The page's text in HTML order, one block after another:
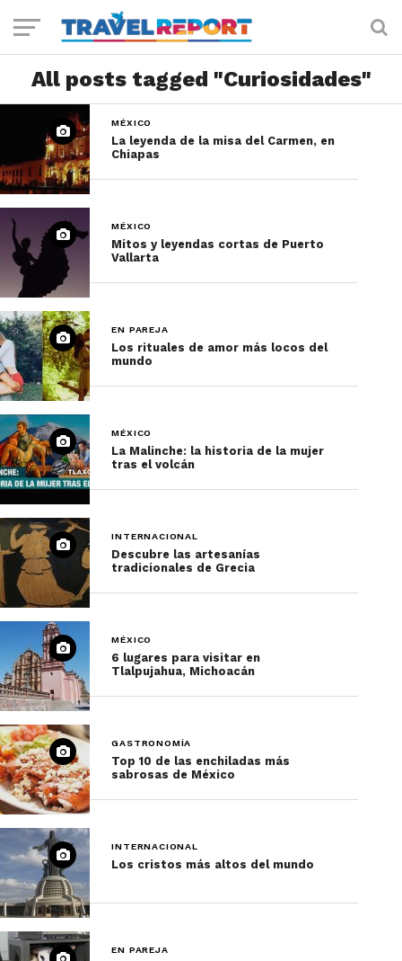
All posts tagged "Curiosidades"
MÉXICO
La leyenda de la misa del Carmen, en
Chiapas
MÉXICO
Mitos y leyendas cortas de Puerto
Vallarta
EN PAREJA
Los rituales de amor más locos del
mundo
MÉXICO
La Malinche: la historia de la mujer
tras el volcán
INTERNACIONAL
Descubre las artesanías
tradicionales de Grecia
MÉXICO
6 lugares para visitar en
Tlalpujahua, Michoacán
GASTRONOMÍA
Top 10 de las enchiladas más
sabrosas de México
INTERNACIONAL
Los cristos más altos del mundo
EN PAREJA